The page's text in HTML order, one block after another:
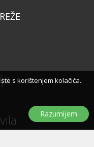
s korištenjem kolačića.
Razumijem